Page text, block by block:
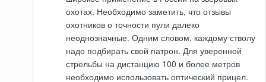
охотах. Необходимо заметить, что отзывы
охотников о точности пули далеко
неоднозначные. Одним словом, каждому стволу
надо подбирать свой патрон. Для уверенной
стрельбы на дистанцию 100 и более метров
необходимо использовать оптический прицел.